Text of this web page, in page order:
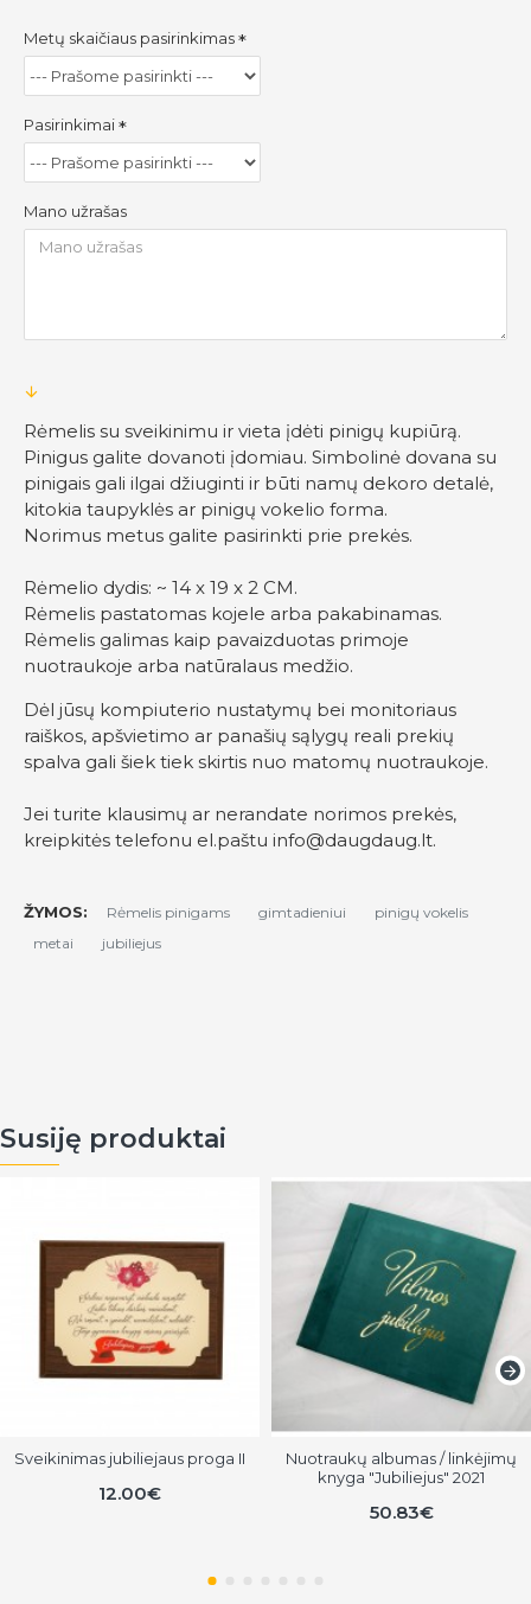
Metų skaičiaus pasirinkimas
Pasirinkimai
Mano užrašas
Rėmelis su sveikinimu ir vieta įdėti pinigų kupiūrą.
Pinigus galite dovanoti įdomiau. Simbolinė dovana su
pinigais gali ilgai džiuginti ir būti namų dekoro detalė,
kitokia taupyklės ar pinigų vokelio forma.
Norimus metus galite pasirinkti prie prekės.
Rėmelio dydis: ~ 14 x 19 x 2 CM.
Rėmelis pastatomas kojele arba pakabinamas.
Rėmelis galimas kaip pavaizduotas primoje
nuotraukoje arba natūralaus medžio.
Dėl jūsų kompiuterio nustatymų bei monitoriaus
raiškos, apšvietimo ar panašių sąlygų reali prekių
spalva gali šiek tiek skirtis nuo matomų nuotraukoje.
Jei turite klausimų ar nerandate norimos prekės,
kreipkitės telefonu el.paštu info@daugdaug.lt.
ŽYMOS: Rėmelis pinigams gimtadieniui
pinigų vokelis
metai
jubiliejus
Susiję produktai
Sveikinimas jubiliejaus proga II
12.00€
Nuotraukų albumas / linkėjimų
knyga "Jubiliejus" 2021
50.83€